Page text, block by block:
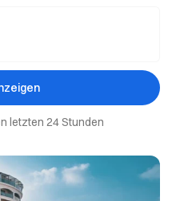
letzten 24 Stunden